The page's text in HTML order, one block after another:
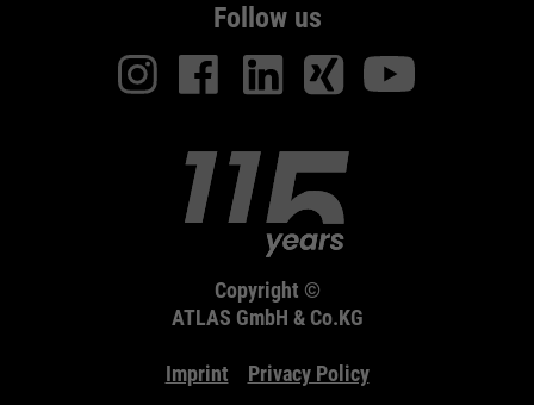
Follow us
Copyright ©
ATLAS GmbH & Co.KG
Imprint Privacy Policy